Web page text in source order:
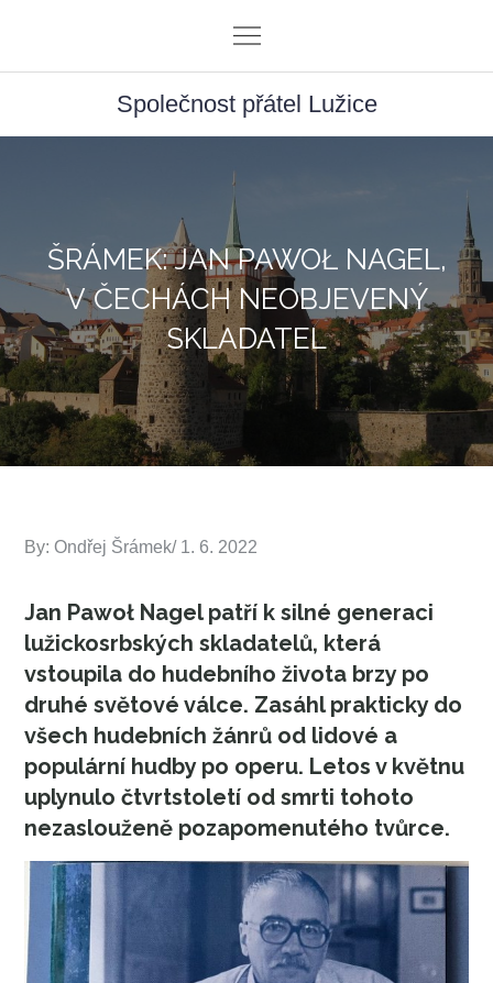
content
Společnost přátel Lužice
ŠRÁMEK: JAN PAWOŁ NAGEL,
V ČECHÁCH NEOBJEVENÝ
SKLADATEL
By:Ondřej Šrámek Posted
1. 6. 2022
Jan Pawoł Nagel patří k silné generaci
lužickosrbských skladatelů, která
vstoupila do hudebního života brzy po
druhé světové válce. Zasáhl prakticky do
všech hudebních žánrů od lidové a
populární hudby po operu. Letos v květnu
uplynulo čtvrtstoletí od smrti tohoto
nezaslouženě pozapomenutého tvůrce.